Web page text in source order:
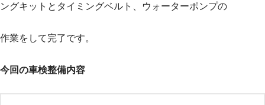
ングキットとタイミングベルト、ウォーターポンプの
作業をして完了です。
今回の車検整備内容